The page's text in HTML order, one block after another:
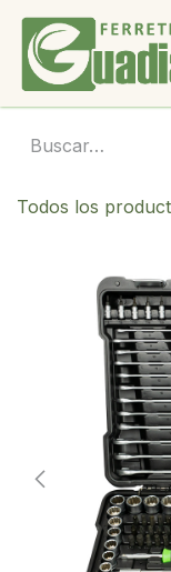
Ir al contenido
Todos los